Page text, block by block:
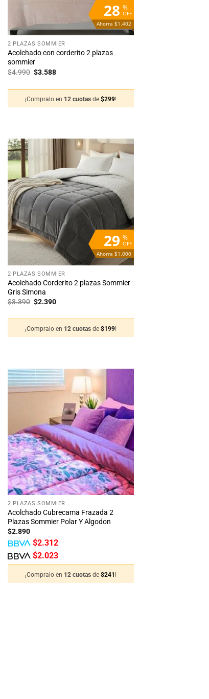
%
OFF
28
Ahorra $1.402
2 PLAZAS SOMMIER
Acolchado con corderito 2 plazas
sommier
$4.990 El
$4.990.
$3.588El
$3.588.
¡Compralo en 12 cuotasde$299!
%
OFF
29
Ahorra $1.000
Añadir
a la
lista
de
deseos
2 PLAZAS SOMMIER
Acolchado Corderito 2 plazas Sommier
Gris Simona
$3.390 El
$3.390.
$2.390El
$2.390.
¡Compralo en 12 cuotasde$199!
Añadir
a la
lista
de
deseos
+
2 PLAZAS SOMMIER
Acolchado Cubrecama Frazada 2
Plazas Sommier Polar Y Algodon
$2.890
$2.312
$2.023
¡Compralo en 12 cuotasde$241 !